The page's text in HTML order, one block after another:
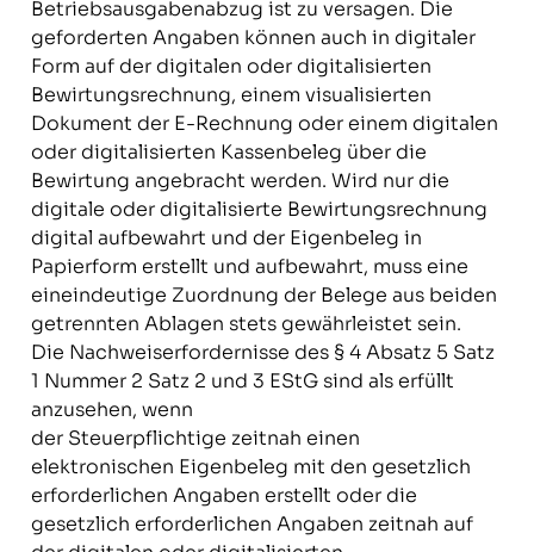
Betriebsausgabenabzug ist zu versagen. Die
geforderten Angaben können auch in digitaler
Form auf der digitalen oder digitalisierten
Bewirtungsrechnung, einem visualisierten
Dokument der E-Rechnung oder einem digitalen
oder digitalisierten Kassenbeleg über die
Bewirtung angebracht werden. Wird nur die
digitale oder digitalisierte Bewirtungsrechnung
digital aufbewahrt und der Eigenbeleg in
Papierform erstellt und aufbewahrt, muss eine
eineindeutige Zuordnung der Belege aus beiden
getrennten Ablagen stets gewährleistet sein.
Die Nachweiserfordernisse des § 4 Absatz 5 Satz
1 Nummer 2 Satz 2 und 3 EStG sind als erfüllt
anzusehen, wenn
der Steuerpflichtige zeitnah einen
elektronischen Eigenbeleg mit den gesetzlich
erforderlichen Angaben erstellt oder die
gesetzlich erforderlichen Angaben zeitnah auf